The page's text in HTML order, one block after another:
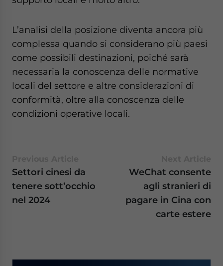
L’analisi della posizione diventa ancora più
complessa quando si considerano più paesi
come possibili destinazioni, poiché sarà
necessaria la conoscenza delle normative
locali del settore e altre considerazioni di
conformità, oltre alla conoscenza delle
condizioni operative locali.
Settori cinesi da
tenere sott’occhio
nel 2024
WeChat consente
agli stranieri di
pagare in Cina con
carte estere